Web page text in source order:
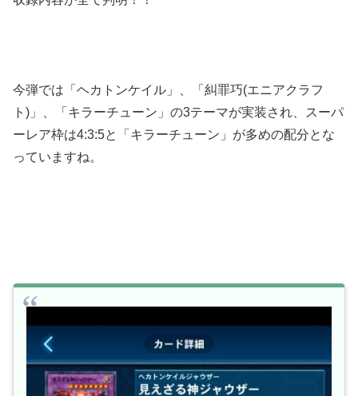
今弾では「ヘカトンケイル」、「糾罪巧(エニアクラフ
ト)」、「キラーチューン」の3テーマが実装され、スーパ
ーレア枠は4:3:5と「キラーチューン」が多めの配分とな
っていますね。